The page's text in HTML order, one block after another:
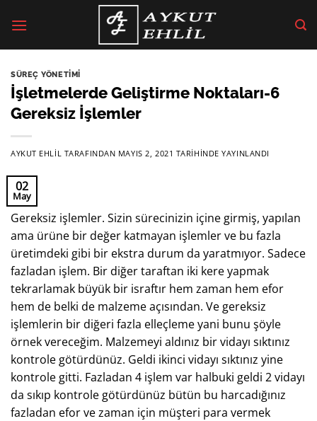
atla
SÜREÇ YÖNETIMI
İşletmelerde Geliştirme Noktaları-6
Gereksiz İşlemler
AYKUT EHLİL TARAFINDAN MAYIS 2, 2021 TARIHINDE YAYINLANDI
02
May
Gereksiz işlemler. Sizin sürecinizin içine girmiş, yapılan
ama ürüne bir değer katmayan işlemler ve bu fazla
üretimdeki gibi bir ekstra durum da yaratmıyor. Sadece
fazladan işlem. Bir diğer taraftan iki kere yapmak
tekrarlamak büyük bir israftır hem zaman hem efor
hem de belki de malzeme açısından. Ve gereksiz
işlemlerin bir diğeri fazla elleçleme yani bunu şöyle
örnek vereceğim. Malzemeyi aldınız bir vidayı sıktınız
kontrole götürdünüz. Geldi ikinci vidayı sıktınız yine
kontrole gitti. Fazladan 4 işlem var halbuki geldi 2 vidayı
da sıkıp kontrole götürdünüz bütün bu harcadığınız
fazladan efor ve zaman için müşteri para vermek